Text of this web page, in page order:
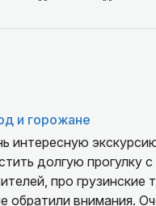
и горожане
интересную
долгую прогулку
про
обратили внимания.